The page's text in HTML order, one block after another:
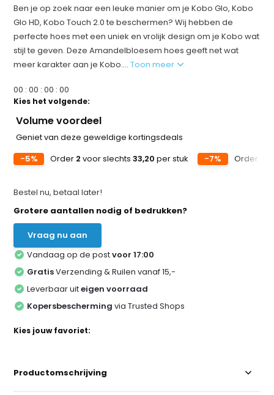
Ben je op zoek naar een leuke manier om je Kobo Glo, Kobo
Glo HD, Kobo Touch 2.0 te beschermen? Wij hebben de
perfecte hoes met een uniek en vrolijk design om je Kobo wat
stijl te geven. Deze Amandelbloesem hoes geeft net wat
meer karakter aan je Kobo....Toon meer
00 :00 :00 :00
Kies het volgende:
Volume voordeel
Geniet van deze geweldige kortingsdeals
-5%
Order 2 voor slechts33,20 per stuk -7% Order
Bestel nu, betaal later!
Grotere aantallen nodig of bedrukken?
Vraag nu aan
Vandaag op de postvoor 17:00
GratisVerzending & Ruilen vanaf 15,-
Leverbaar uiteigen voorraad
Kopersbescherming via Trusted Shops
Kies jouw favoriet:
Productomschrijving